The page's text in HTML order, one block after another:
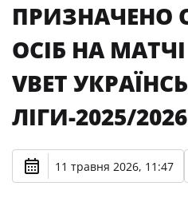
ПРИЗНАЧЕНО
ОСІБ НА
VBET
ЛІГИ-2025/2026
11 травня 2026, 11:47